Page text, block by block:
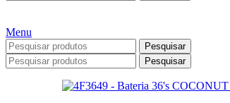
Menu
Pesquisar
Pesquisar